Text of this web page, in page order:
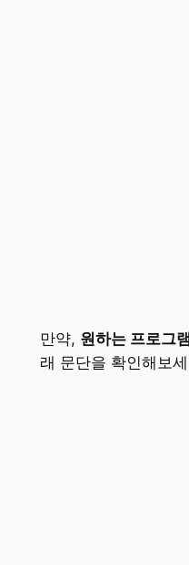
만약, 원하는 프로그
래 문단을 확인해보